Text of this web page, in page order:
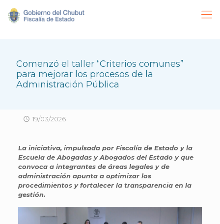
Comenzó el taller “Criterios comunes”
para mejorar los procesos de la
Administración Pública
19/03/2026
La iniciativa, impulsada por Fiscalía de Estado y la
Escuela de Abogadas y Abogados del Estado y que
convoca a integrantes de áreas legales y de
administración apunta a optimizar los
procedimientos y fortalecer la transparencia en la
gestión.